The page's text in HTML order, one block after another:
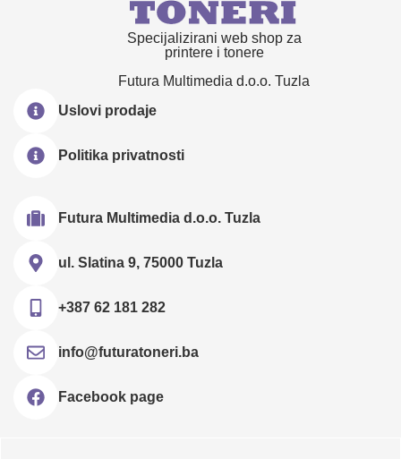
Specijalizirani web shop za
printere i tonere
Futura Multimedia d.o.o. Tuzla
Uslovi prodaje
Politika privatnosti
Futura Multimedia d.o.o. Tuzla
ul. Slatina 9, 75000 Tuzla
+387 62 181 282
info@futuratoneri.ba
Facebook page